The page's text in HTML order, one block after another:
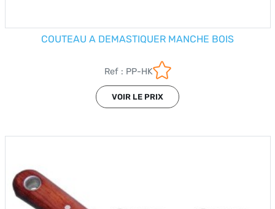
COUTEAU A DEMASTIQUER MANCHE BOIS
Ref : PP-HK
VOIR LE PRIX